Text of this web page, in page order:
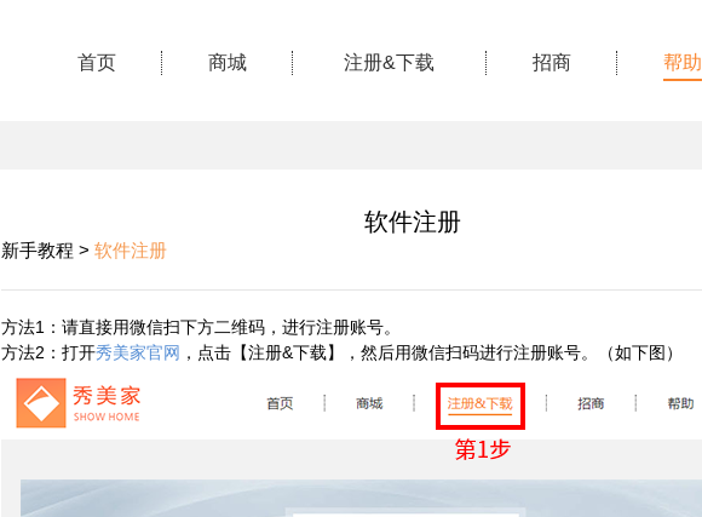
首页 商城 注册&下载 招商 帮助
软件注册
新手教程 > 软件注册
方法1： 请直接用微信扫下方二维码，进行注册账号。
方法2：打开秀美家官网 ，点击【注册&下载】，然后用微信扫码进行注册账号。（如下图）